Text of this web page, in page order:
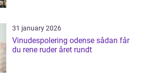
31 january 2026
Vinudespolering odense sådan får
du rene ruder året rundt